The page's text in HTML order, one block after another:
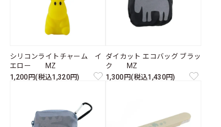
シリコンライトチャーム イ
エロー MZ
1,200円(税込1,320円)
ダイカット エコバッグ ブラッ
ク MZ
1,300円(税込1,430円)